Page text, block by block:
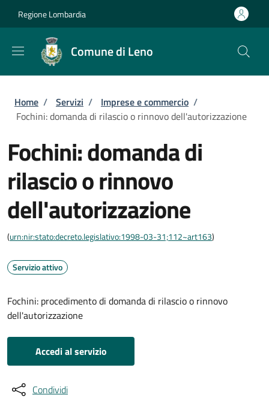
Regione Lombardia
Comune di Leno
Briciole di pane
Home / Servizi / Imprese e commercio /
Fochini: domanda di rilascio o rinnovo dell'autorizzazione
Fochini: domanda di
rilascio o rinnovo
dell'autorizzazione
(urn:nir:stato:decreto.legislativo:1998-03-31;112~art163)
Servizio attivo
Fochini: procedimento di domanda di rilascio o rinnovo
dell'autorizzazione
Accedi al servizio
Condividi